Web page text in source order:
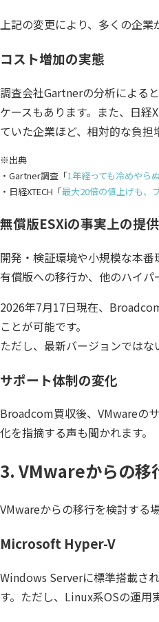
上記の変更により、多くの企業
コスト増加の実態
調査会社Gartnerの分析による
ケースもあります。また、日
ていた企業ほど、相対的な負担
※出典
・Gartner調査「1年経っても冷めやら
・日経XTECH「最大20倍の値上げも、
無償版ESXiの事実上の提
開発・検証環境や小規模な本
有償版への移行か、他のハイパ
2026年7月17日現在、
ことが可能です。
ただし、最新バージョンではな
サポート体制の変化
Broadcom買収後、VMwareの
化を指摘する声も聞かれます。
3. VMwareからの移
VMwareからの移行を検討する
Microsoft Hyper-V
Windows Serverに標準搭載さ
す。ただし、Linux系OSの運用